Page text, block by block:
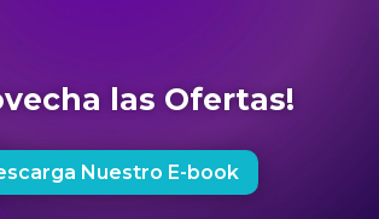
las Ofertas!
Nuestro E-book